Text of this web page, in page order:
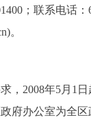
在线访谈
；联系电话：
。
2008年5月1日
府办公室为全